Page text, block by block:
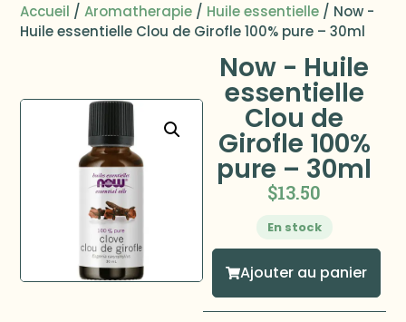
Accueil /Aromatherapie / Huile essentielle / Now -
Huile essentielle Clou de Girofle 100% pure – 30ml
Now - Huile
essentielle
Clou de
Girofle 100%
pure – 30ml
$13.50
En stock
Ajouter au panier